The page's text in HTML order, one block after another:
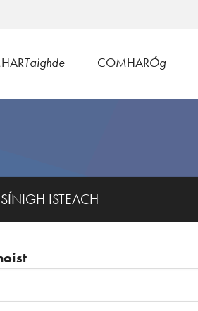
Taighde COMHARÓg
SÍNIGH ISTEACH